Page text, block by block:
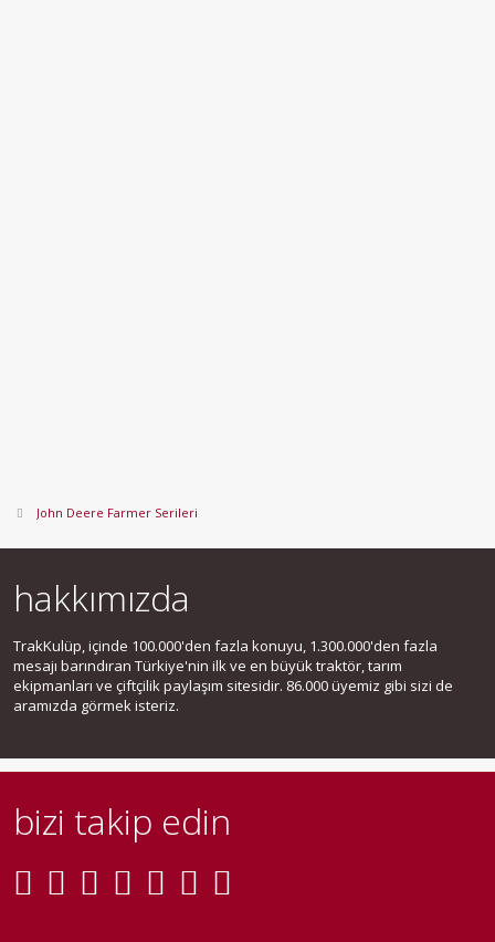
John Deere Farmer Serileri
hakkımızda
TrakKulüp, içinde 100.000'den fazla konuyu, 1.300.000'den fazla
mesajı barındıran Türkiye'nin ilk ve en büyük traktör, tarım
ekipmanları ve çiftçilik paylaşım sitesidir. 86.000 üyemiz gibi sizi de
aramızda görmek isteriz.
bizi takip edin